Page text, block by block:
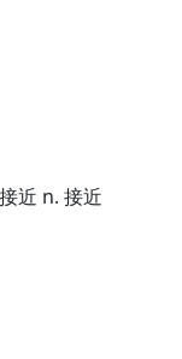
近 n. 接近